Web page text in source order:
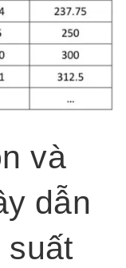
và
dẫn
suất